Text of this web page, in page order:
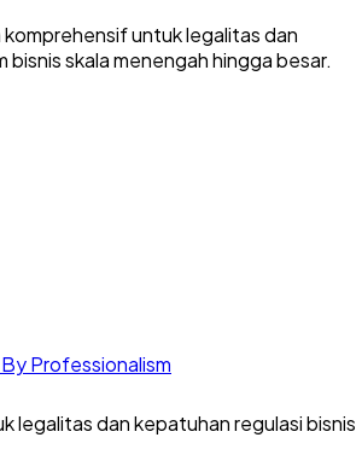
untuk legalitas dan
bisnis skala menengah hingga besar.
Professionalism
legalitas dan kepatuhan regulasi bisnis